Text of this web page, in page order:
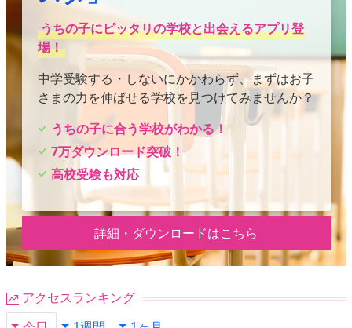
うちの子にピッタリの学校と出会えるアプリ登
場！
中学受験する・しないにかかわらず、まずはお子
さまの力を伸ばせる学校を見つけてみませんか？
うちの子に合う学校がわかる！
7万ダウンロード突破！
高校受験も対応
詳細・ダウンロードはこちら
アクセスランキング